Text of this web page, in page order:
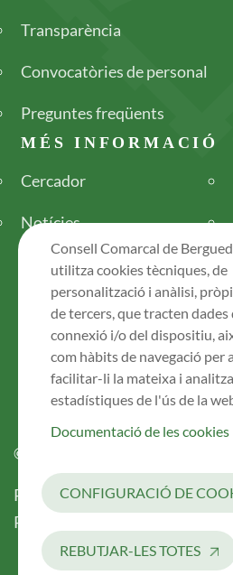
Transparència
Convocatòries de personal
Preguntes freqüents
MÉS INFORMACIÓ
Cercador
Notícies
© 2026 Consell Comarcal del
Legal
Política de PrivacitatAvís Legal
Registre d’Activitats de
Consell Comarcal de
utilitza cookies tècniques, de
personalització i anàlisi,
de tercers, que tracten dades
connexió i/o del dispositiu,
com hàbits de navegació per a
facilitar-li la mateixa i
estadístiques de l'ús de la
Documentació de les cookies
CONFIGURACIÓ DE
REBUTJAR-LES TOTES